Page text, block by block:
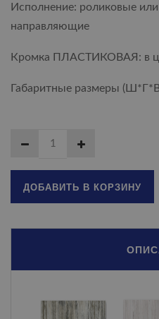
Исполнение: роликовые
направляющие
Кромка ПЛАСТИКОВАЯ: в
Габаритные размеры
ДОБАВИТЬ В КОРЗИНУ